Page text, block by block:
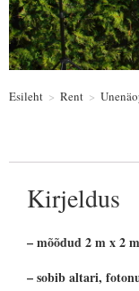
Esileht > Rent >
Kirjeldus
– mõõdud 2 m x 2 m
– sobib altari,